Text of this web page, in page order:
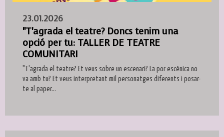
23.01.2026
"T'agrada el teatre? Doncs tenim una
opció per tu: TALLER DE TEATRE
COMUNITARI
"T'agrada el teatre? Et veus sobre un escenari? La por escènica no
va amb tu? Et veus interpretant mil personatges diferents i posar-
te al paper...